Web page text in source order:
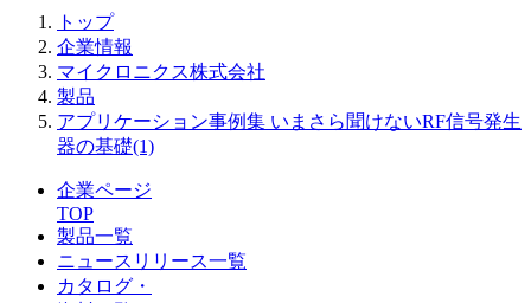
トップ
企業情報
マイクロニクス株式会社
製品
アプリケーション事例集 いまさら聞けないRF信号発生
器の基礎(1)
企業ページ
TOP
製品一覧
ニュースリリース一覧
カタログ・